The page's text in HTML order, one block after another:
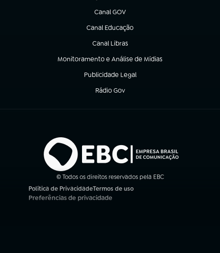
Canal GOV
(abre em nova aba)
Canal Educação
(abre em nova aba)
Canal Libras
(abre em nova aba)
Monitoramento e Análise de Mídias
(abre em nova aba)
Publicidade Legal
(abre em nova aba)
Rádio Gov
(abre em nova aba)
© Todos os direitos reservados pela EBC
Política de Privacidade
(abre em nova aba)
Termos de uso
(abre em nova aba)
Preferências de privacidade